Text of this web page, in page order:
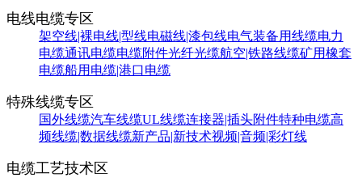
电线电缆专区
架空线|裸电线|型线电磁线|漆包线电气装备用线缆电力
电缆通讯电缆电缆附件光纤光缆航空|铁路线缆矿用橡套
电缆船用电缆|港口电缆
特殊线缆专区
国外线缆汽车线缆UL线缆连接器|插头附件特种电缆高
频线缆|数据线缆新产品|新技术视频|音频|彩灯线
电缆工艺技术区